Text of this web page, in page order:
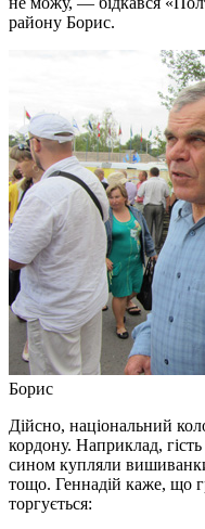
району Борис.
Борис
Дійсно, національний
кордону. Наприклад, гість
сином купляли
тощо. Геннадій каже, що
торгується: